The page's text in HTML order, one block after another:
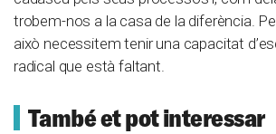
trobem-nos a la casa de la diferència.
això necessitem tenir una capacitat
radical que està faltant.
També et pot interessar